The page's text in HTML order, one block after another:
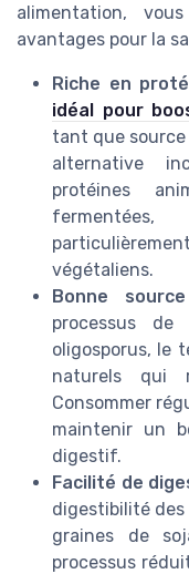
alimentation,
avantages pour la
Riche en
idéal pour
tant que
alternative
protéines
végétaliens.
Bonne
processus
oligosporus, le
naturels qui
Consommer
maintenir un
digestif.
Facilité de
digestibilité des
graines de
processus